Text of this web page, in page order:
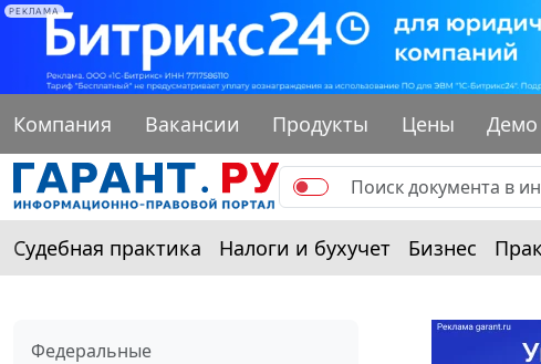
РЕКЛАМА
Компания Вакансии Продукты Цены Демо
Судебная практика Налоги и бухучет Бизнес
Федеральные